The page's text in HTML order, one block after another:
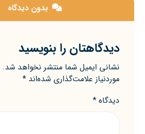
بدون دیدگاه
دیدگاهتان را بنویسید
نشانی ایمیل شما منتشر نخواهد شد.
موردنیاز علامت‌گذاری شده‌اند*
دیدگاه*